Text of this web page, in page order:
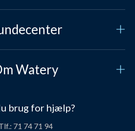
Kontakt os
Watery
Vores historie
brug for hjælp?
71 74 71 94